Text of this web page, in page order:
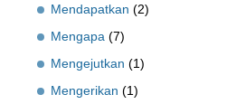
Mendapatkan (2)
Mengapa (7)
Mengejutkan (1)
Mengerikan (1)